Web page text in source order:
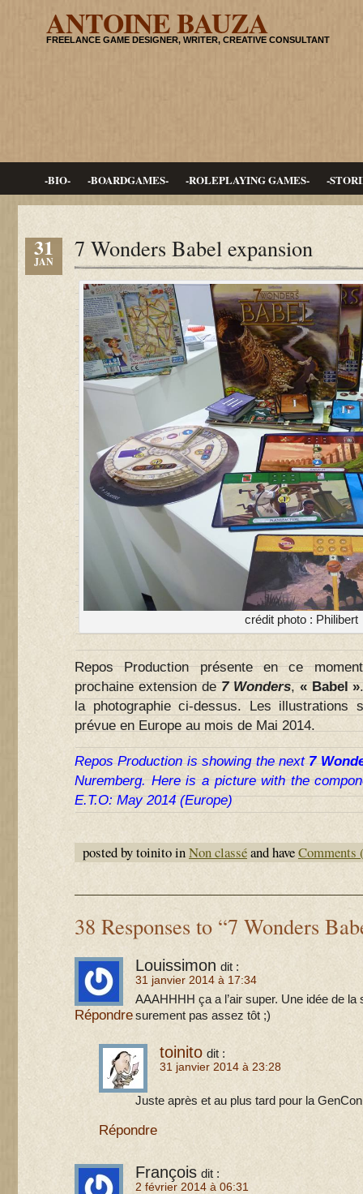
ANTOINE BAUZA
FREELANCE GAME DESIGNER, WRITER, CREATIVE CONSULTANT
-BIO- -BOARDGAMES- -ROLEPLAYING GAMES- -
31
JAN 7 Wonders Babel expansion
crédit photo : Philibert
Repos Production présente en ce
prochaine extension de7 Wonders,« Babel »
la photographie ci-dessus. Les illustrations
prévue en Europe au mois de Mai 2014.
Repos Production is showing the next7
Nuremberg. Here is a picture with the
E.T.O: May 2014 (Europe)
posted by toinito inNon classéand haveComments
38 Responses to “7 Wonders
Louissimon dit :
31 janvier 2014 à 17:34
AAAHHHH ça a l’air super. Une idée de
surement pas assez tôt ;)
Répondre
toinito dit :
31 janvier 2014 à 23:28
Juste après et au plus tard pour la
Répondre
François dit :
2 février 2014 à 06:31